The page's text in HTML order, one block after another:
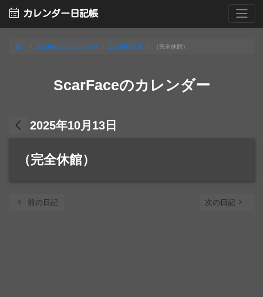
calendar_month カレンダー日記帳
home ScarFaceのカレンダー 2025年10月 （完全休館）
ScarFaceのカレンダー
arrow_back_ios 2025年10月13日
（完全休館）
chevron_left 前の日記 次の日記 navigate_next